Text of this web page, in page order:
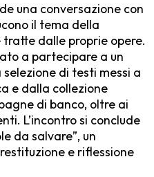
una conversazione con
il tema della
dalle proprie opere.
a partecipare a un
di testi messi a
e dalla collezione
di banco, oltre ai
L’incontro si conclude
da salvare”, un
e riflessione